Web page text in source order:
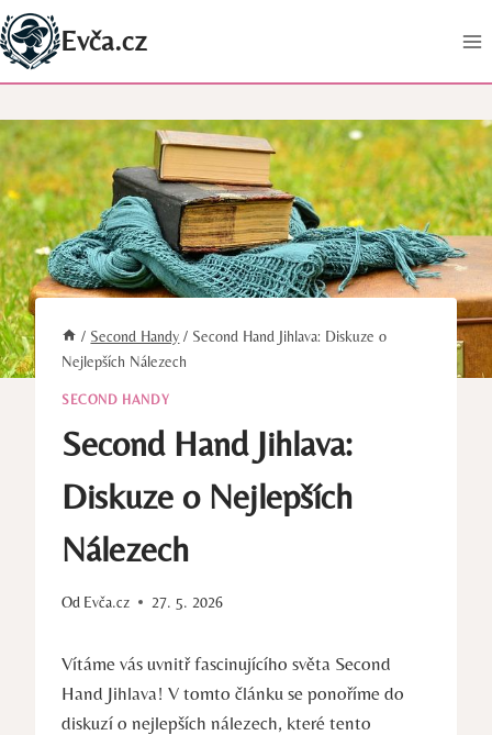
Přeskočit
na
obsah
Evča.cz
/ Second Handy / Second Hand Jihlava: Diskuze o
Nejlepších Nálezech
SECOND HANDY
Second Hand Jihlava:
Diskuze o Nejlepších
Nálezech
Od Evča.cz 27. 5. 2026
Vítáme ⁣vás uvnitř fascinujícího světa Second
Hand Jihlava! V tomto ⁣článku ⁢se ponoříme do
diskuzí o nejlepších nálezech, které tento